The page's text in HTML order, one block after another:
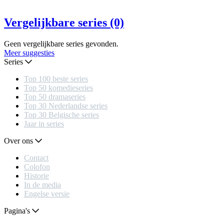
Vergelijkbare series (0)
Geen vergelijkbare series gevonden.
Meer suggesties
Series
Top 100 beste series
Top 50 komedieseries
Top 50 dramaseries
Top 30 Nederlandse series
Top 30 Belgische series
Jaar in series
Over ons
Contact
Colofon
Historie
In de media
Engelse versie
Pagina's